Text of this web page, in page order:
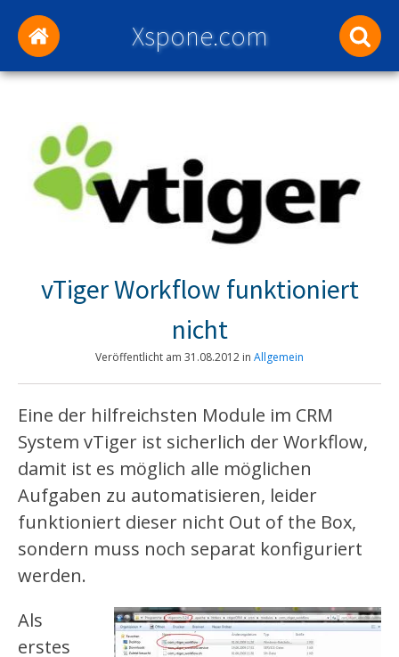
Xspone.com
vTiger Workflow funktioniert
nicht
Veröffentlicht am 31.08.2012 in Allgemein
Eine der hilfreichsten Module im CRM
System vTiger ist sicherlich der Workflow,
damit ist es möglich alle möglichen
Aufgaben zu automatisieren, leider
funktioniert dieser nicht Out of the Box,
sondern muss noch separat konfiguriert
werden.
Als
erstes